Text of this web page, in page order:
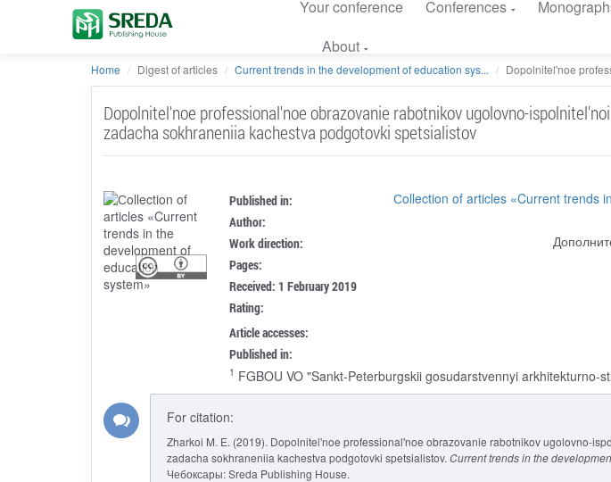
Your conference Conferences
About
Home Digest of articles Current trends in the development of education sys... Dopolnitel'noe
Dopolnitel'noe professional'noe obrazovanie rabotnikov ugolovno-
zadacha sokhraneniia kachestva podgotovki spetsialistov
Published in: Сollection of articles «Current trends
Author:
Work direction:
Pages:
Received: 1 February 2019
Rating:
Article accesses:
Published in:
1 FGBOU VO "Sankt-Peterburgskii gosudarstvennyi arkhitekturno-
For citation:
Zharkoi M. E. (2019). Dopolnitel'noe professional'noe obrazovanie rabotnikov ugolovno-
zadacha sokhraneniia kachestva podgotovki spetsialistov. Current trends in the
Чебоксары: Sreda Publishing House.